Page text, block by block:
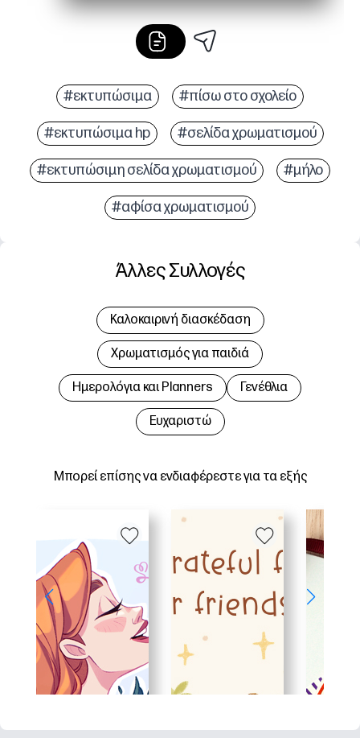
#εκτυπώσιμα #πίσω στο σχολείο
#εκτυπώσιμα hp #σελίδα χρωματισμού
#εκτυπώσιμη σελίδα χρωματισμού #μήλο
#αφίσα χρωματισμού
Μπορεί επίσης να ενδιαφέρεστε για τα εξής
Άλλες Συλλογές
Καλοκαιρινή διασκέδαση
Χρωματισμός για παιδιά
Hμερολόγια και Planners Γενέθλια
Ευχαριστώ